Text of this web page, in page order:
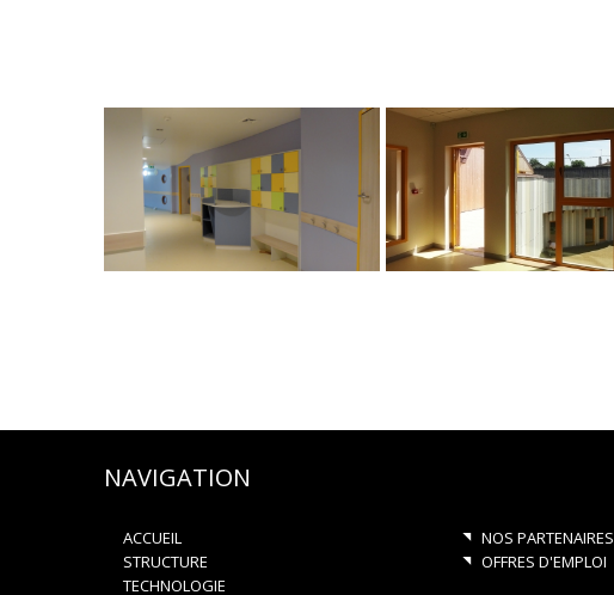
NAVIGATION
ACCUEIL
STRUCTURE
TECHNOLOGIE
NOS PARTENAIRES
OFFRES D'EMPLOI